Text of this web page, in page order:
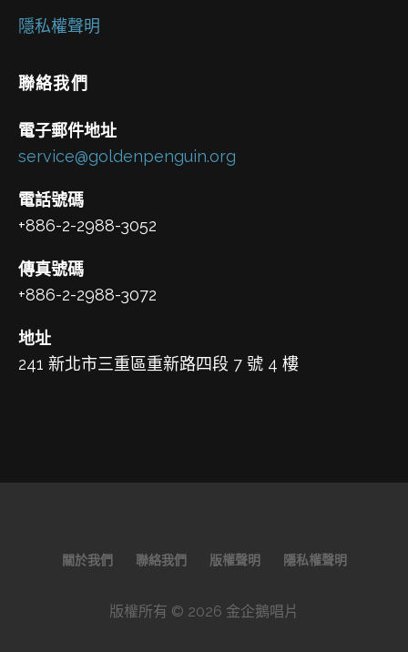
隱私權聲明
聯絡我們
電子郵件地址
service@goldenpenguin.org
電話號碼
+886-2-2988-3052
傳真號碼
+886-2-2988-3072
地址
241 新北市三重區重新路四段 7 號 4 樓
關於我們 聯絡我們 版權聲明 隱私權聲明
版權所有 © 2026 金企鵝唱片